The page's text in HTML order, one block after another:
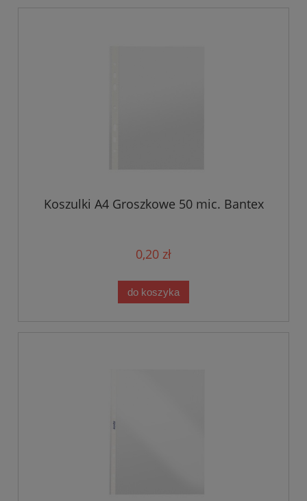
Koszulki A4 Groszkowe 50 mic. Bantex
0,20 zł
do koszyka